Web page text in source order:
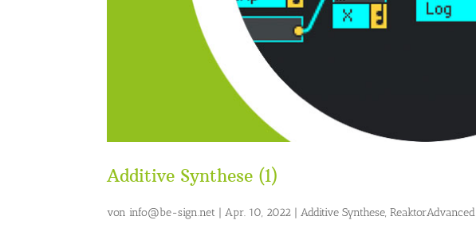
Additive Synthese (1)
von info@be-sign.net |Apr. 10, 2022 |Additive Synthese,ReaktorAdvanced